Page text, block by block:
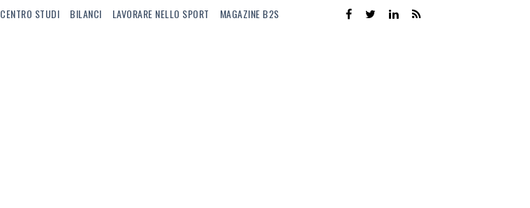
CENTRO STUDI BILANCI LAVORARE NELLO SPORT MAGAZINE B2S